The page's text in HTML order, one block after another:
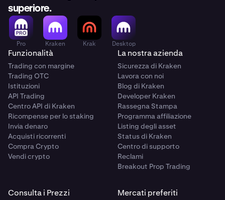
superiore.
Pro Kraken Krak Desktop
Funzionalità
Trading con margine
Trading OTC
Istituzioni
API Trading
Centro API di Kraken
Ricompense per lo staking
Invia denaro
Acquisti ricorrenti
Compra Crypto
Vendi crypto
La nostra azienda
Sicurezza di Kraken
Lavora con noi
Blog di Kraken
Developer Kraken
Rassegna Stampa
Programma affiliazione
Listing degli asset
Status di Kraken
Centro di supporto
Reclami
Breakout Prop Trading
Consulta i Prezzi Mercati preferiti